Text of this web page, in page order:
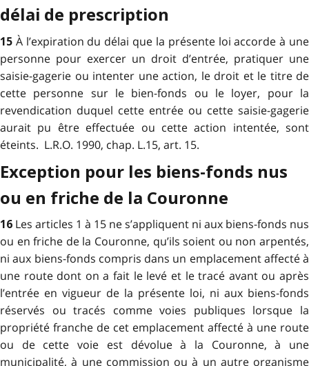
délai de prescription
15 À l’expiration du délai que la présente loi accorde à une
personne pour exercer un droit d’entrée, pratiquer une
saisie-gagerie ou intenter une action, le droit et le titre de
cette personne sur le bien-fonds ou le loyer, pour la
revendication duquel cette entrée ou cette saisie-gagerie
aurait pu être effectuée ou cette action intentée, sont
éteints. L.R.O. 1990, chap. L.15, art. 15.
Exception pour les biens-fonds nus
ou en friche de la Couronne
16 Les articles 1 à 15 ne s’appliquent ni aux biens-fonds nus
ou en friche de la Couronne, qu’ils soient ou non arpentés,
ni aux biens-fonds compris dans un emplacement affecté à
une route dont on a fait le levé et le tracé avant ou après
l’entrée en vigueur de la présente loi, ni aux biens-fonds
réservés ou tracés comme voies publiques lorsque la
propriété franche de cet emplacement affecté à une route
ou de cette voie est dévolue à la Couronne, à une
municipalité, à une commission ou à un autre organisme